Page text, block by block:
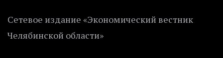
Сетевое издание «Экономический вестник
Челябинской области»